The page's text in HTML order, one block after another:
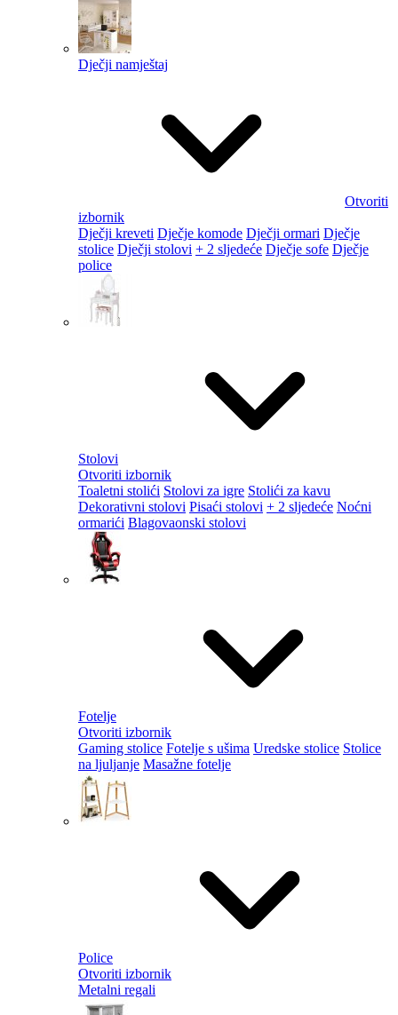
Dječji namještaj
Otvoriti
izbornik
Dječji kreveti Dječje komode Dječji ormari Dječje
stolice Dječji stolovi + 2 sljedeće Dječje sofe Dječje
police
Stolovi
Otvoriti izbornik
Toaletni stolići Stolovi za igre Stolići za kavu
Dekorativni stolovi Pisaći stolovi + 2 sljedeće Noćni
ormarići Blagovaonski stolovi
Fotelje
Otvoriti izbornik
Gaming stolice Fotelje s ušima Uredske stolice Stolice
na ljuljanje Masažne fotelje
Police
Otvoriti izbornik
Metalni regali